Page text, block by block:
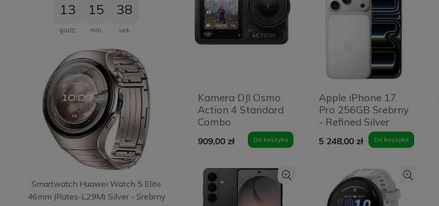
13
godz.
15
min.
37
sek.
Smartwatch Huawei Watch 5 Elite
46mm (Rates-L29M) Silver - Srebrny
Kamera DJI Osmo
Action 4 Standard
Combo
909,00 zł Do koszyka
Apple iPhone 17
Pro 256GB Srebrny
- Refined Silver
5 248,00 zł Do koszyka